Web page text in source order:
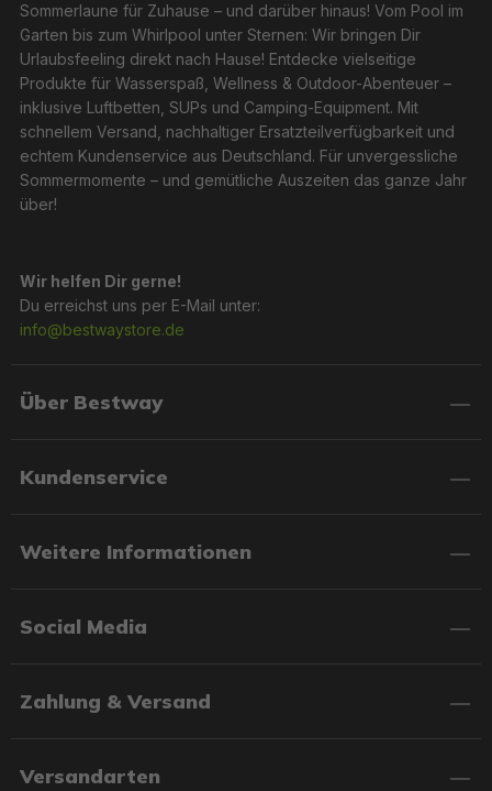
Sommerlaune für Zuhause – und darüber hinaus! Vom Pool im
Garten bis zum Whirlpool unter Sternen: Wir bringen Dir
Urlaubsfeeling direkt nach Hause! Entdecke vielseitige
Produkte für Wasserspaß, Wellness & Outdoor-Abenteuer –
inklusive Luftbetten, SUPs und Camping-Equipment. Mit
schnellem Versand, nachhaltiger Ersatzteilverfügbarkeit und
echtem Kundenservice aus Deutschland. Für unvergessliche
Sommermomente – und gemütliche Auszeiten das ganze Jahr
über!
Wir helfen Dir gerne!
Du erreichst uns per E-Mail unter:
info@bestwaystore.de
Über Bestway
Kundenservice
Weitere Informationen
Social Media
Zahlung & Versand
Versandarten